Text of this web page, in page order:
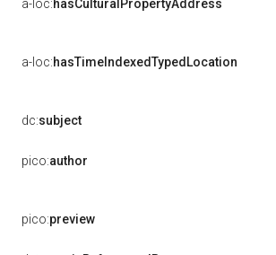
a-loc:hasCulturalPropertyAddress
a-loc:hasTimeIndexedTypedLocation
dc:subject
pico:author
pico:preview